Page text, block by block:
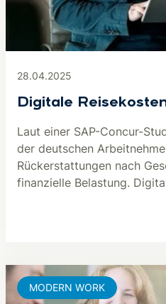
28.04.2025
Digitale
Laut einer SAP-Concur-
der deutschen
Rückerstattungen nach
finanzielle Belastung.
MODERN WORK